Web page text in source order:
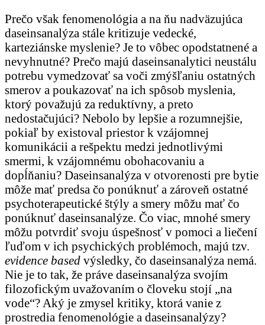
Prečo však fenomenológia a na ňu nadväzujúca
daseinsanalýza stále kritizuje vedecké,
karteziánske myslenie? Je to vôbec opodstatnené a
nevyhnutné? Prečo majú daseinsanalytici neustálu
potrebu vymedzovať sa voči zmýšľaniu ostatných
smerov a poukazovať na ich spôsob myslenia,
ktorý považujú za reduktívny, a preto
nedostačujúci? Nebolo by lepšie a rozumnejšie,
pokiaľ by existoval priestor k vzájomnej
komunikácii a rešpektu medzi jednotlivými
smermi, k vzájomnému obohacovaniu a
dopĺňaniu? Daseinsanalýza v otvorenosti pre bytie
môže mať predsa čo ponúknuť a zároveň ostatné
psychoterapeutické štýly a smery môžu mať čo
ponúknuť daseinsanalýze. Čo viac, mnohé smery
môžu potvrdiť svoju úspešnosť v pomoci a liečení
ľuďom v ich psychických problémoch, majú tzv.
evidence based výsledky, čo daseinsanalýza nemá.
Nie je to tak, že práve daseinsanalýza svojím
filozofickým uvažovaním o človeku stojí „na
vode“? Aký je zmysel kritiky, ktorá vanie z
prostredia fenomenológie a daseinsanalýzy?